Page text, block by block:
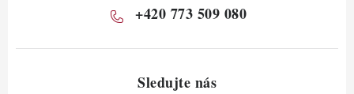
+420 773 509 080